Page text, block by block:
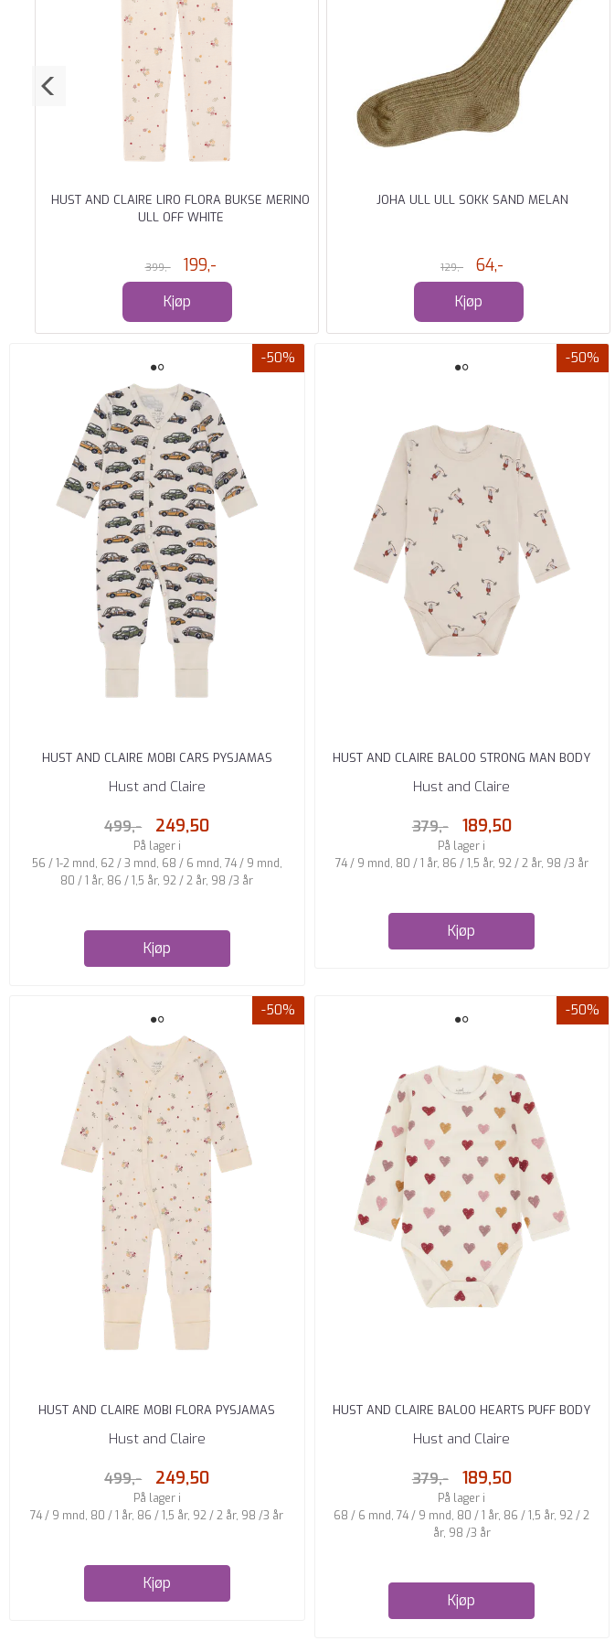
HUST AND CLAIRE LIRO FLORA BUKSE MERINO
ULL OFF WHITE
399,- 199,-
Kjøp
JOHA ULL ULL SOKK SAND MELAN
129,- 64,-
Kjøp
-50%
HUST AND CLAIRE MOBI CARS PYSJAMAS
MERINO ULL ...
Hust and Claire
499,- 249,50
På lager i
56 / 1-2 mnd, 62 / 3 mnd, 68 / 6 mnd, 74 / 9 mnd,
80 / 1 år, 86 / 1,5 år, 92 / 2 år, 98 /3 år
Kjøp
-50%
HUST AND CLAIRE BALOO STRONG MAN BODY
ULL BAMBUS ...
Hust and Claire
379,- 189,50
På lager i
74 / 9 mnd, 80 / 1 år, 86 / 1,5 år, 92 / 2 år, 98 /3 år
Kjøp
-50%
HUST AND CLAIRE MOBI FLORA PYSJAMAS
MERINO ULL ...
Hust and Claire
499,- 249,50
På lager i
74 / 9 mnd, 80 / 1 år, 86 / 1,5 år, 92 / 2 år, 98 /3 år
Kjøp
-50%
HUST AND CLAIRE BALOO HEARTS PUFF BODY
ULL BAMBUS ...
Hust and Claire
379,- 189,50
På lager i
68 / 6 mnd, 74 / 9 mnd, 80 / 1 år, 86 / 1,5 år, 92 / 2
år, 98 /3 år
Kjøp